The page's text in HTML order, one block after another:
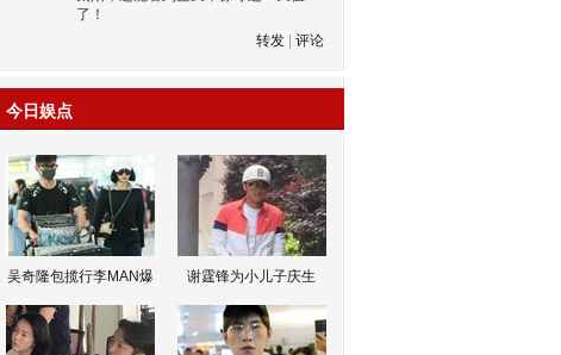
了！
转发
评论
今日娱点
吴奇隆包揽行李MAN爆 谢霆锋为小儿子庆生